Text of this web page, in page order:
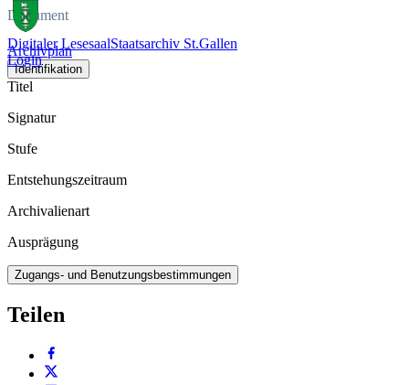
Digitaler LesesaalStaatsarchiv St.Gallen
Login
Dokument
Archivplan
Identifikation
Titel
Signatur
Stufe
Entstehungszeitraum
Archivalienart
Ausprägung
Zugangs- und Benutzungsbestimmungen
Teilen